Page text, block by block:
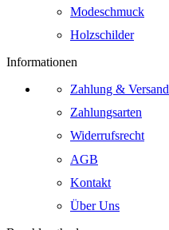
Modeschmuck
Holzschilder
Informationen
Zahlung & Versand
Zahlungsarten
Widerrufsrecht
AGB
Kontakt
Über Uns